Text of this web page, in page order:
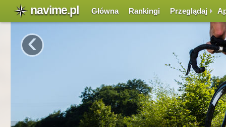
navime.pl Główna Rankingi Przeglądaj
‹